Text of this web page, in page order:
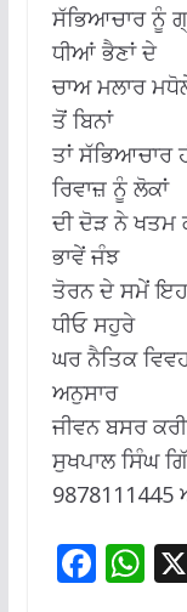
ਸੱਭਿਆਚਾਰ ਨੂੰ
ਧੀਆਂ ਭੈਣਾਂ ਦੇ
ਚਾਅ ਮਲਾਰ
ਤੋਂ ਬਿਨਾਂ
ਤਾਂ ਸੱਭਿਆਚਾਰ
ਰਿਵਾਜ਼ ਨੂੰ ਲੋਕਾਂ
ਦੀ ਦੋੜ ਨੇ ਖਤਮ
ਭਾਵੇਂ ਜੰਝ
ਤੋਰਨ ਦੇ ਸਮੇਂ
ਧੀਓ ਸਹੁਰੇ
ਘਰ ਨੈਤਿਕ
ਅਨੁਸਾਰ
ਜੀਵਨ ਬਸਰ
ਸੁਖਪਾਲ ਸਿੰਘ
9878111445
F W